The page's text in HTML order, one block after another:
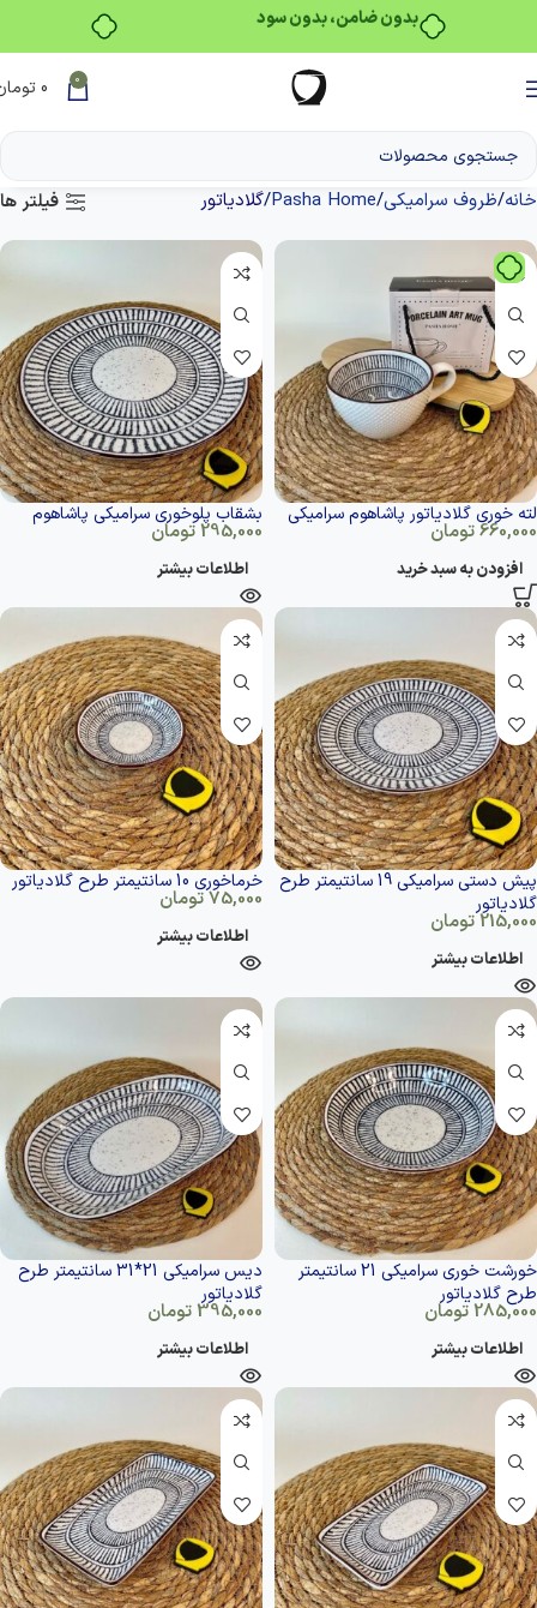
بدون ضامن، بدون سود
0
0
خانه ظروف سرامیکی Pasha Home گلادیاتور فیلتر ها
لته خوری گلادیاتور پاشاهوم سرامیکی
660,000تومان
افزودن به سبد خرید
بشقاب پلوخوری سرامیکی پاشاهوم
295,000تومان
اطلاعات بیشتر
پیش دستی سرامیکی 19 سانتیمتر طرح
گلادیاتور
215,000تومان
اطلاعات بیشتر
خرماخوری 10 سانتیمتر طرح گلادیاتور
75,000تومان
اطلاعات بیشتر
خورشت خوری سرامیکی 21 سانتیمتر
طرح گلادیاتور
285,000تومان
اطلاعات بیشتر
دیس سرامیکی 21*31 سانتیمتر طرح
گلادیاتور
395,000تومان
اطلاعات بیشتر